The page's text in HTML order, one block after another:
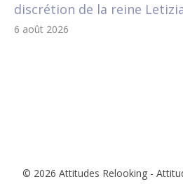
discrétion de la reine
6 août 2026
© 2026 Attitudes Relooking -